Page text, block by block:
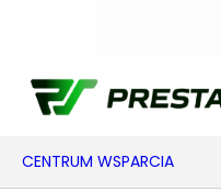
CENTRUM WSPARCIA